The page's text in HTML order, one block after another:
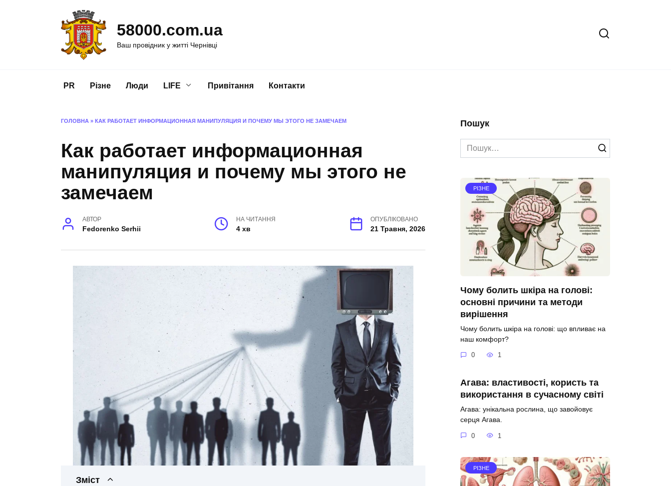
58000.com.ua
Ваш провідник у житті Чернівці
PR Різне Люди LIFE Привітання Контакти
ГОЛОВНА » КАК РАБОТАЕТ ИНФОРМАЦИОННАЯ МАНИПУЛЯЦИЯ И ПОЧЕМУ МЫ ЭТОГО НЕ ЗАМЕЧАЕМ
Как работает информационная
манипуляция и почему мы этого не
замечаем
АВТОР
Fedorenko Serhii
НА ЧИТАННЯ
4 хв
ОПУБЛІКОВАНО
21 Травня, 2026
Зміст
Пошук
Search
for:
РІЗНЕ
Чому болить шкіра на голові:
основні причини та методи
вирішення
Чому болить шкіра на голові: що впливає на
наш комфорт?
0 1
Агава: властивості, користь та
використання в сучасному світі
Агава: унікальна рослина, що завойовує
серця Агава.
0 1
РІЗНЕ